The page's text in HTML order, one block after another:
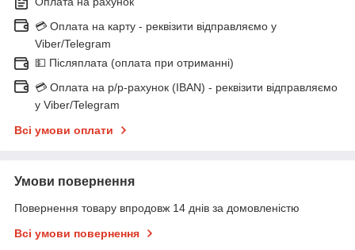
💳 Оплата на карту - реквізити відправляємо у
Viber/Telegram
💵 Післяплата (оплата при отриманні)
💳 Оплата на р/р-рахунок (IBAN) - реквізити відправляємо
у Viber/Telegram
Всі умови оплати
Умови повернення
Повернення товару впродовж 14 днів за домовленістю
Всі умови повернення